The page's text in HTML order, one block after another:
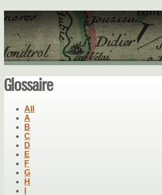
Glossaire
All
A
B
C
D
E
F
G
H